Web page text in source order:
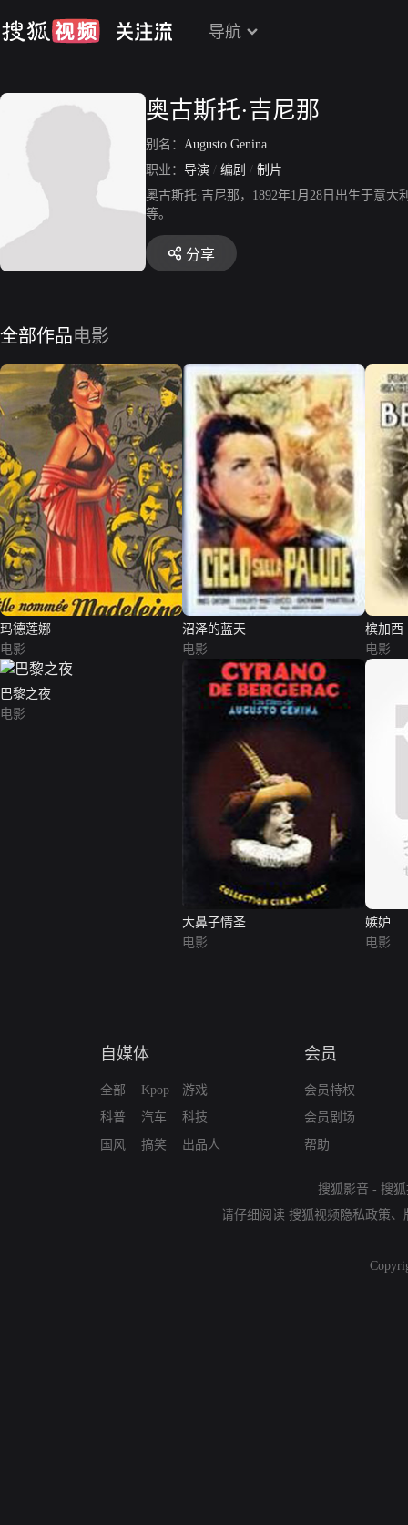
导航
奥古斯托·吉尼那
别名： Augusto Genina
职业： 导演 / 编剧 / 制片
奥古斯托·吉尼那，1892年1月28日出生于意
等。
分享
全部作品电影
玛德莲娜
电影
沼泽的蓝天
电影
槟加西
电影
巴黎之夜
电影
大鼻子情圣
电影
嫉妒
电影
自媒体
全部
科普
国风
Kpop
汽车
搞笑
游戏
科技
出品人
会员
会员特权
会员剧场
帮助
搜狐影音 - 搜
请仔细阅读 搜狐视频隐私政策、